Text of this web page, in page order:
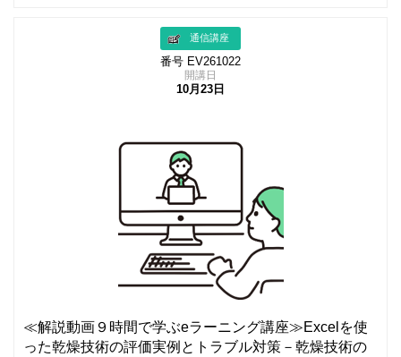
通信講座
番号 EV261022
開講日
10月23日
≪解説動画９時間で学ぶeラーニング講座≫Excelを使
った乾燥技術の評価実例とトラブル対策－乾燥技術の